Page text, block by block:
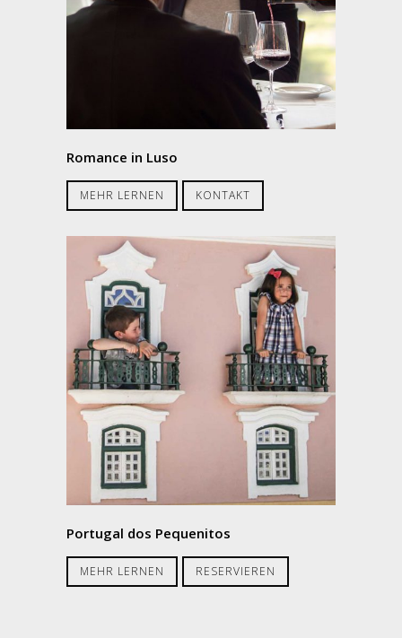
Romance in Luso
MEHR LERNEN KONTAKT
Portugal dos Pequenitos
MEHR LERNEN RESERVIEREN